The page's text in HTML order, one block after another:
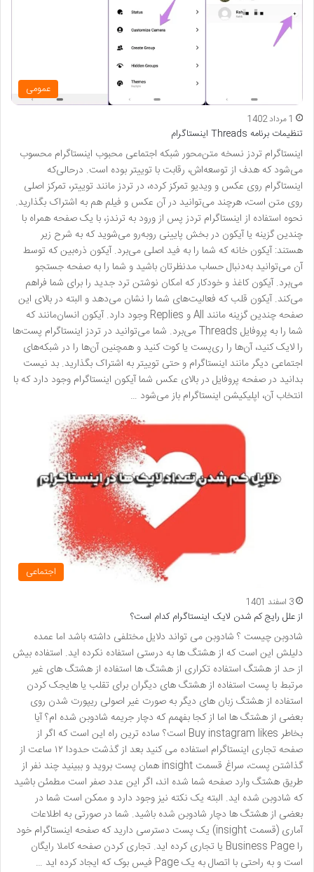
عمومی
1 مرداد 1402
تنظیمات برنامه Threads اینستاگرام
اینستاگرام تردز نسخه متن‌محور شبکه اجتماعی محبوب اینستاگرام محسوب
می‌شود که هدف از توسعه‌اش، رقابت با توییتر بوده است. درحالی‌که
اینستاگرام روی عکس و ویدیو تمرکز کرده، در تردز مانند توییتر، تمرکز اصلی
روی متن است، هرچند می‌توانید در آن عکس و فیلم هم به اشتراک بگذارید.
نحوه استفاده از اینستاگرام تردز پس از ورود به ترندز، با یک صفحه همراه با
چندین گزینه یا آیکون در بخش پایینی روبه‌رو می‌شوید که به شرح زیر
هستند: آیکون خانه که شما را به فید اصلی می‌برد. آیکون ذره‌بین که توسط
آن می‌توانید به‌دنبال حساب مدنظرتان باشید و شما را به صفحه جستجو
می‌برد. آیکون کاغذ و خودکار که امکان نوشتن ترد جدید را برای شما فراهم
می‌کند. آیکون قلب که فعالیت‌های شما را نشان می‌دهد و البته در بالای این
صفحه چندین گزینه مانند All و Replies وجود دارد. آیکون انسان‌مانند که
شما را به پروفایل Threads می‌برد. شما می‌توانید در تردز اینستاگرام پست‌ها
را لایک کنید، آن‌ها را ری‌پست یا کوت کنید و همچنین آن‌ها را در شبکه‌های
اجتماعی دیگر مانند اینستاگرام و حتی توییتر به اشتراک بگذارید. بد نیست
بدانید در صفحه پروفایل در بالای عکس شما آیکون اینستاگرام وجود دارد که با
انتخاب آن، اپلیکیشن اینستاگرام باز می‌شود …
اجتماعی
3 اسفند 1401
از علل رایج کم شدن لایک اینستاگرام کدام است؟
شادوبن چیست ؟ شادوبن می تواند دلایل مختلفی داشته باشد اما عمده
دلیلش این است که از هشتگ ها به درستی استفاده نکرده اید. استفاده بیش
از حد از هشتگ استفاده تکراری از هشتگ ها استفاده از هشتگ های غیر
مرتبط با پست استفاده از هشتگ های دیگران برای تقلب یا هایجک کردن
استفاده از هشتگ زبان های دیگر به صورت غیر اصولی ریپورت شدن روی
بعضی از هشتگ ها اما از کجا بفهمم که دچار جریمه شادوبن شده ام؟ آیا
بخاطر Buy instagram likes است؟ ساده ترین راه این است که اگر از
صفحه تجاری اینستاگرام استفاده می کنید بعد از گذشت حدودا ۱۲ ساعت از
گذاشتن پست، سراغ قسمت insight همان پست بروید و ببینید چند نفر از
طریق هشتگ وارد صفحه شما شده اند، اگر این عدد صفر است مطمئن باشید
که شادوبن شده اید. البته یک نکته نیز وجود دارد و ممکن است شما در
بعضی از هشتگ ها دچار شادوبن شده باشید. شما در صورتی به اطلاعات
آماری (قسمت insight) یک پست دسترسی دارید که صفحه اینستاگرام خود
را Business Page یا تجاری کرده اید. تجاری کردن صفحه کاملا رایگان
است و به راحتی با اتصال به یک Page فیس بوک که ایجاد کرده اید …